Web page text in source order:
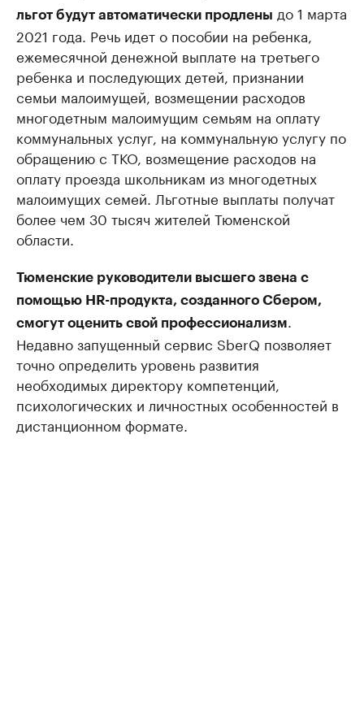
льгот будут автоматически продлены до 1 марта
2021 года. Речь идет о пособии на ребенка,
ежемесячной денежной выплате на третьего
ребенка и последующих детей, признании
семьи малоимущей, возмещении расходов
многодетным малоимущим семьям на оплату
коммунальных услуг, на коммунальную услугу по
обращению с ТКО, возмещение расходов на
оплату проезда школьникам из многодетных
малоимущих семей. Льготные выплаты получат
более чем 30 тысяч жителей Тюменской
области.
Тюменские руководители высшего звена с
помощью HR-продукта, созданного Сбером,
смогут оценить свой профессионализм
Недавно запущенный сервис SberQ позволяет
точно определить уровень развития
необходимых директору компетенций,
психологических и личностных особенностей в
дистанционном формате.